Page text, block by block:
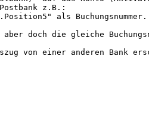
z.B.:
als Buchungsnummer.
doch die gleiche
von einer anderen Bank